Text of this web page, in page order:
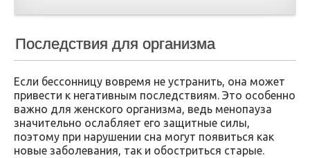
Последствия для организма
Если бессонницу вовремя не устранить, она может
привести к негативным последствиям. Это особенно
важно для женского организма, ведь менопауза
значительно ослабляет его защитные силы,
поэтому при нарушении сна могут появиться как
новые заболевания, так и обостриться старые.